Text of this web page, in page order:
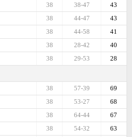
43
38-47
38
43
44-47
38
41
44-58
38
40
28-42
38
28
29-53
38
69
57-39
38
68
53-27
38
67
64-44
38
63
54-32
38